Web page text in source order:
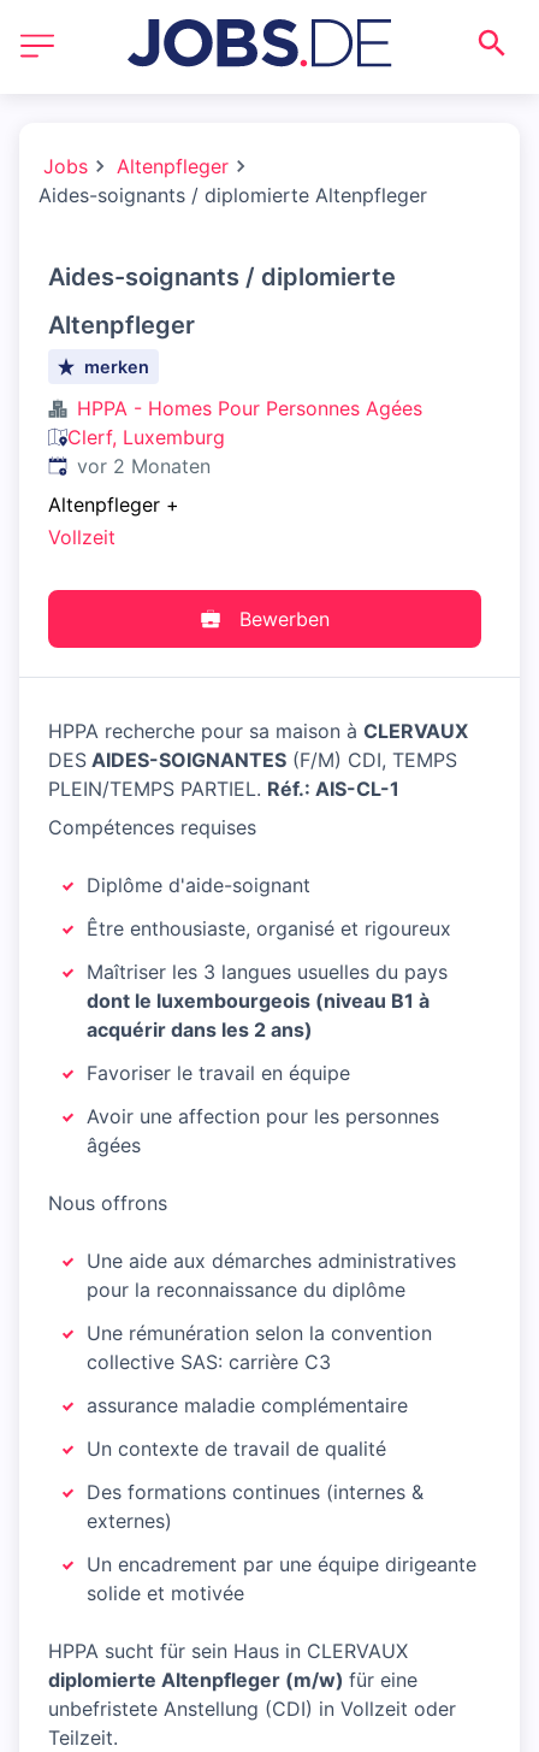
Jobs
Altenpfleger
Aides-soignants / diplomierte Altenpfleger
Aides-soignants / diplomierte
Altenpfleger
merken
HPPA - Homes Pour Personnes Agées
Clerf, Luxemburg
Veröffentlicht:
vor 2 Monaten
Altenpfleger +
Vollzeit
Bewerben
HPPA recherche pour sa maison à CLERVAUX
DES AIDES-SOIGNANTES (F/M) CDI, TEMPS
PLEIN/TEMPS PARTIEL. Réf.: AIS-CL-1
Compétences requises
Diplôme d'aide-soignant
Être enthousiaste, organisé et rigoureux
Maîtriser les 3 langues usuelles du pays
dont le luxembourgeois (niveau B1 à
acquérir dans les 2 ans)
Favoriser le travail en équipe
Avoir une affection pour les personnes
âgées
Nous offrons
Une aide aux démarches administratives
pour la reconnaissance du diplôme
Une rémunération selon la convention
collective SAS: carrière C3
assurance maladie complémentaire
Un contexte de travail de qualité
Des formations continues (internes &
externes)
Un encadrement par une équipe dirigeante
solide et motivée
HPPA sucht für sein Haus in CLERVAUX
diplomierte Altenpfleger (m/w) für eine
unbefristete Anstellung (CDI) in Vollzeit oder
Teilzeit.